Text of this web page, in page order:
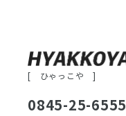
[ ひゃっこや ]
0845-25-6555